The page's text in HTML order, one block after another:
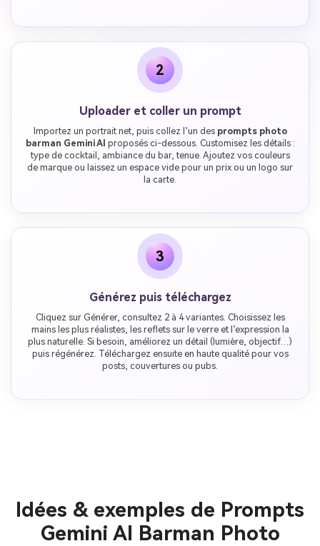
2
Uploader et coller un prompt
Importez un portrait net, puis collez l’un des prompts photo
barman Gemini AI proposés ci-dessous. Customisez les détails :
type de cocktail, ambiance du bar, tenue. Ajoutez vos couleurs
de marque ou laissez un espace vide pour un prix ou un logo sur
la carte.
3
Générez puis téléchargez
Cliquez sur Générer, consultez 2 à 4 variantes. Choisissez les
mains les plus réalistes, les reflets sur le verre et l’expression la
plus naturelle. Si besoin, améliorez un détail (lumière, objectif…)
puis régénérez. Téléchargez ensuite en haute qualité pour vos
posts, couvertures ou pubs.
Idées & exemples de Prompts
Gemini AI Barman Photo